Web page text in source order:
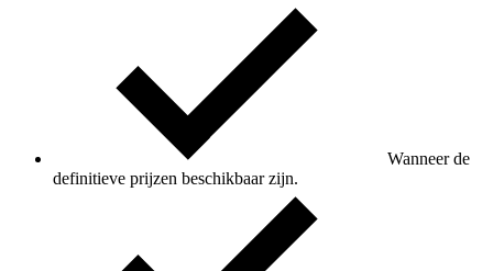
Wanneer de
definitieve prijzen beschikbaar zijn.